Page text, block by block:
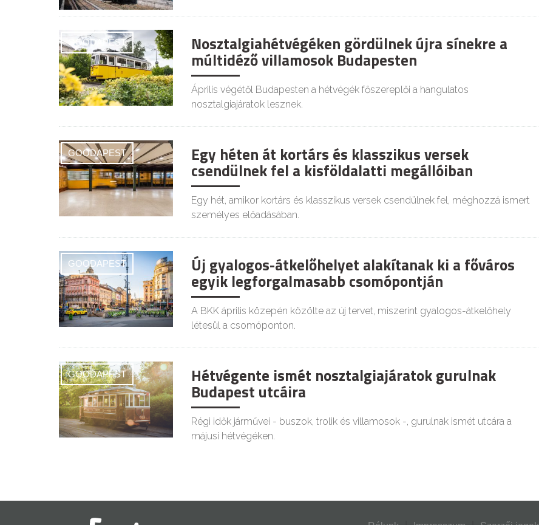
GOODAPEST Nosztalgiahétvégéken gördülnek újra sínekre a
múltidéző villamosok Budapesten
Április végétől Budapesten a hétvégék főszereplői a hangulatos
nosztalgiajáratok lesznek.
GOODAPEST Egy héten át kortárs és klasszikus versek
csendülnek fel a kisföldalatti megállóiban
Egy hét, amikor kortárs és klasszikus versek csendülnek fel, méghozzá ismert
személyes előadásában.
GOODAPEST Új gyalogos-átkelőhelyet alakítanak ki a főváros
egyik legforgalmasabb csomópontján
A BKK április közepén közölte az új tervet, miszerint gyalogos-átkelőhely
létesül a csomóponton.
GOODAPEST Hétvégente ismét nosztalgiajáratok gurulnak
Budapest utcáira
Régi idők járművei - buszok, trolik és villamosok -, gurulnak ismét utcára a
májusi hétvégéken.